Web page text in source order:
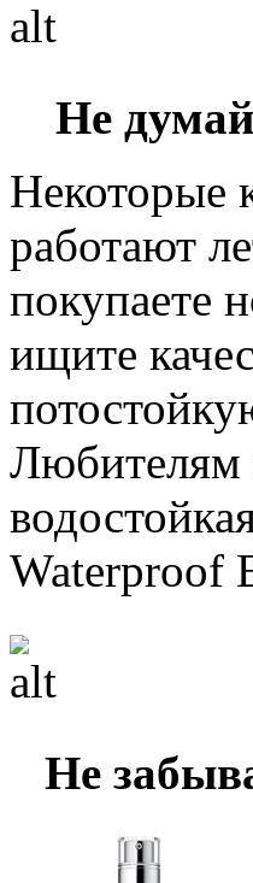
Не
Некоторые
работают
покупаете
ищите
Любителям
Waterproof
Не